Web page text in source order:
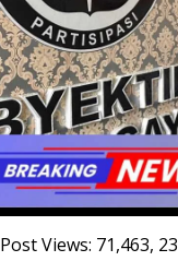
Post Views: 71,463, 23